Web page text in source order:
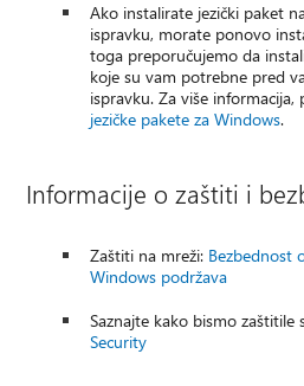
Ako instalirate jezički paket
ispravku, morate ponovo
toga preporučujemo da
koje su vam potrebne pred
ispravku. Za više informacija,
jezičke pakete za Windows.
Informacije o zaštiti i
Zaštiti na mreži: Bezbednost
Windows podržava
Saznajte kako bismo zaštitile
Security